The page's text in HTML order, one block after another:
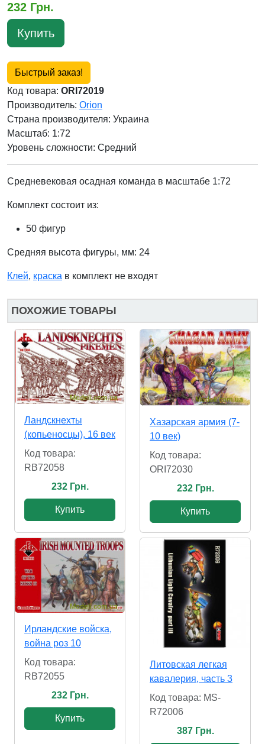
232 Грн.
Купить
Быстрый заказ!
Код товара: ORI72019
Производитель: Orion
Страна производителя: Украина
Масштаб: 1:72
Уровень сложности: Cредний
Средневековая осадная команда в масштабе 1:72
Комплект состоит из:
50 фигур
Средняя высота фигуры, мм: 24
Клей, краска в комплект не входят
ПОХОЖИЕ ТОВАРЫ
Ландскнехты
(копьеносцы), 16 век
Код товара:
RB72058
232 Грн.
Купить
Хазарская армия (7-
10 век)
Код товара:
ORI72030
232 Грн.
Купить
Ирландские войска,
война роз 10
Код товара:
RB72055
232 Грн.
Купить
Литовская легкая
кавалерия, часть 3
Код товара: MS-
R72006
387 Грн.